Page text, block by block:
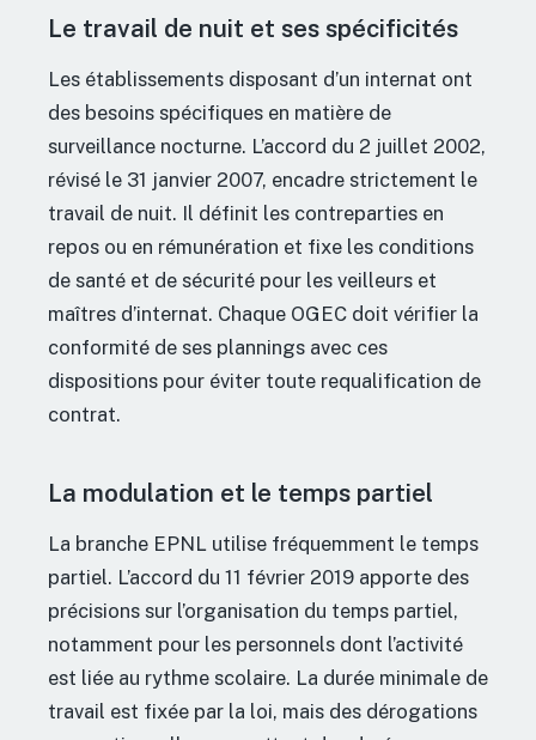
Le travail de nuit et ses spécificités
Les établissements disposant d’un internat ont
des besoins spécifiques en matière de
surveillance nocturne. L’accord du 2 juillet 2002,
révisé le 31 janvier 2007, encadre strictement le
travail de nuit. Il définit les contreparties en
repos ou en rémunération et fixe les conditions
de santé et de sécurité pour les veilleurs et
maîtres d’internat. Chaque OGEC doit vérifier la
conformité de ses plannings avec ces
dispositions pour éviter toute requalification de
contrat.
La modulation et le temps partiel
La branche EPNL utilise fréquemment le temps
partiel. L’accord du 11 février 2019 apporte des
précisions sur l’organisation du temps partiel,
notamment pour les personnels dont l’activité
est liée au rythme scolaire. La durée minimale de
travail est fixée par la loi, mais des dérogations